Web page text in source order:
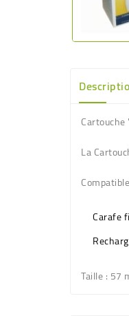
La
Carafe
Taille: 57